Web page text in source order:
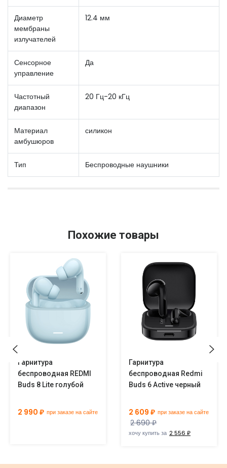
Диаметр
мембраны
излучателей
12.4 мм
Сенсорное
управление
Да
Частотный
диапазон
20 Гц-20 кГц
Материал
амбушюров
силикон
Тип Беспроводные наушники
Похожие товары
Гарнитура
беспроводная REDMI
Buds 8 Lite голубой
2 990 ₽ при заказе на сайте
Гарнитура
беспроводная Redmi
Buds 6 Active черный
2 609 ₽ при заказе на сайте
2 690 ₽
хочу купить за 2 556 ₽